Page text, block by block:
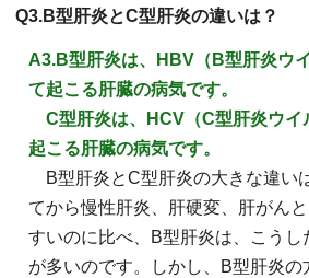
Q3.B型肝炎とC型肝炎の違いは？
A3.B型肝炎は、HBV（B型肝炎ウ
て起こる肝臓の病気です。
C型肝炎は、HCV（C型肝炎ウイ
起こる肝臓の病気です。
B型肝炎とC型肝炎の大きな違い
てから慢性肝炎、肝硬変、肝がん
すいのに比べ、B型肝炎は、こうし
が多いのです。しかし、B型肝炎の